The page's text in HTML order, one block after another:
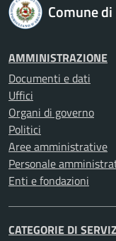
Comune
AMMINISTRAZIONE
Documenti e dati
Uffici
Organi di governo
Politici
Aree amministrative
Personale
Enti e fondazioni
CATEGORIE DI